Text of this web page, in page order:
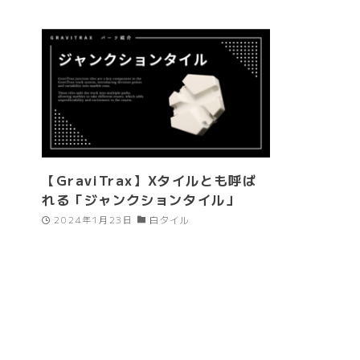
【GraviTrax】Xタイルとも呼ば
れる「ジャンクションタイル」
2024年1月23日 白タイル